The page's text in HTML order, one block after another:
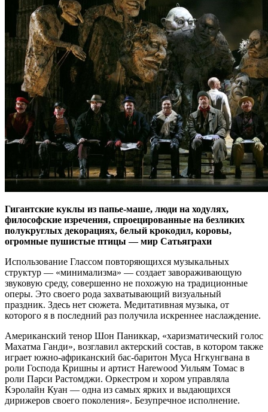
Гигантские куклы из папье-маше, люди на ходулях,
философские изречения, спроецированные на безликих
полукруглых декорациях, белый крокодил, коровы,
огромные пушистые птицы — мир Сатьяграхи
Использование Глассом повторяющихся музыкальных
структур — «минимализма» — создает завораживающую
звуковую среду, совершенно не похожую на традиционные
оперы. Это своего рода захватывающий визуальный
праздник. Здесь нет сюжета. Медитативная музыка, от
которого я в последний раз получила искреннее наслаждение.
Американский тенор Шон Паниккар, «харизматический голос
Махатма Ганди», возглавил актерский состав, в котором также
играет южно-африканский бас-баритон Муса Нгкунгвана в
роли Господа Кришны и артист Harewood Уильям Томас в
роли Парси Растомджи. Оркестром и хором управляла
Кэролайн Куан — одна из самых ярких и выдающихся
дирижеров своего поколения». Безупречное исполнение.